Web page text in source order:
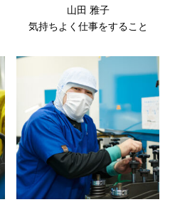
山田 雅子
気持ちよく仕事をすること